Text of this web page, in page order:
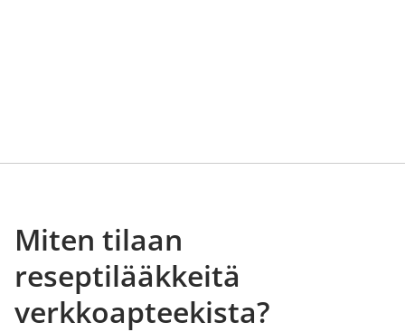
Miten tilaan
reseptilääkkeitä
verkkoapteekista?